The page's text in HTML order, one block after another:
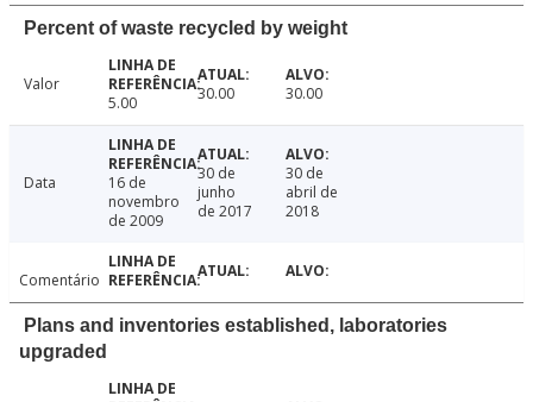
Percent of waste recycled by weight
Valor
5.00
30.00 30.00
Data
16 de
novembro
de 2009
30 de
junho
de 2017
30 de
abril de
2018
Comentário
Plans and inventories established, laboratories
upgraded